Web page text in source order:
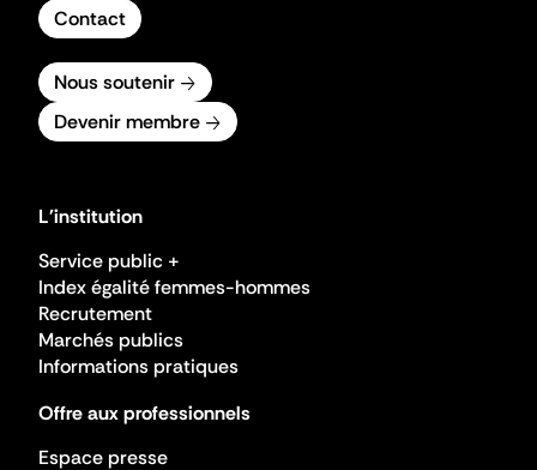
Contact
Nous soutenir
Devenir membre
L'institution
Service public +
Index égalité femmes-hommes
Recrutement
Marchés publics
Informations pratiques
Offre aux professionnels
Espace presse